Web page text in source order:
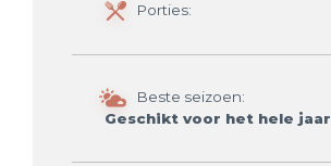
Porties:
Beste seizoen:
Geschikt voor het hele jaar